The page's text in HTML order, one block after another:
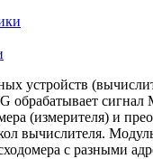
устройств
обрабатывает сигнал
(измерителя) и
вычислителя.
с разными